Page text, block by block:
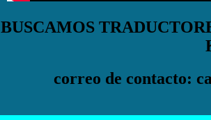
BUSCAMOS
correo de contacto: